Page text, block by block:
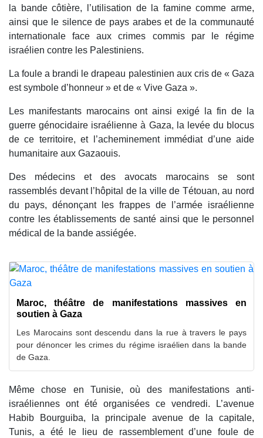
la bande côtière, l’utilisation de la famine comme arme,
ainsi que le silence de pays arabes et de la communauté
internationale face aux crimes commis par le régime
israélien contre les Palestiniens.
La foule a brandi le drapeau palestinien aux cris de « Gaza
est symbole d’honneur » et de « Vive Gaza ».
Les manifestants marocains ont ainsi exigé la fin de la
guerre génocidaire israélienne à Gaza, la levée du blocus
de ce territoire, et l’acheminement immédiat d’une aide
humanitaire aux Gazaouis.
Des médecins et des avocats marocains se sont
rassemblés devant l’hôpital de la ville de Tétouan, au nord
du pays, dénonçant les frappes de l’armée israélienne
contre les établissements de santé ainsi que le personnel
médical de la bande assiégée.
Maroc, théâtre de manifestations massives en
soutien à Gaza
Les Marocains sont descendu dans la rue à travers le pays
pour dénoncer les crimes du régime israélien dans la bande
de Gaza.
Même chose en Tunisie, où des manifestations anti-
israéliennes ont été organisées ce vendredi. L’avenue
Habib Bourguiba, la principale avenue de la capitale,
Tunis, a été le lieu de rassemblement d’une foule de